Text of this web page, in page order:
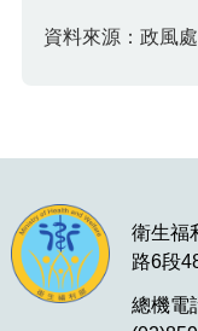
資料來源：政風處
衛生福
路6段
總機電